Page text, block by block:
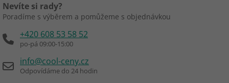
Nevíte si rady?
Poradíme s výběrem a pomůžeme s objednávkou
+420 608 53 58 52
po-pá 09:00-15:00
info@cool-ceny.cz
Odpovídáme do 24 hodin